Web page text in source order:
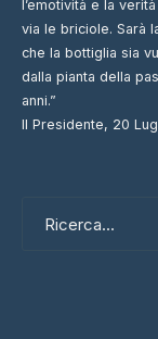
l’emotività e la
via le briciole. Sarà
che la bottiglia sia
dalla pianta della
anni.”
Il Presidente, 20